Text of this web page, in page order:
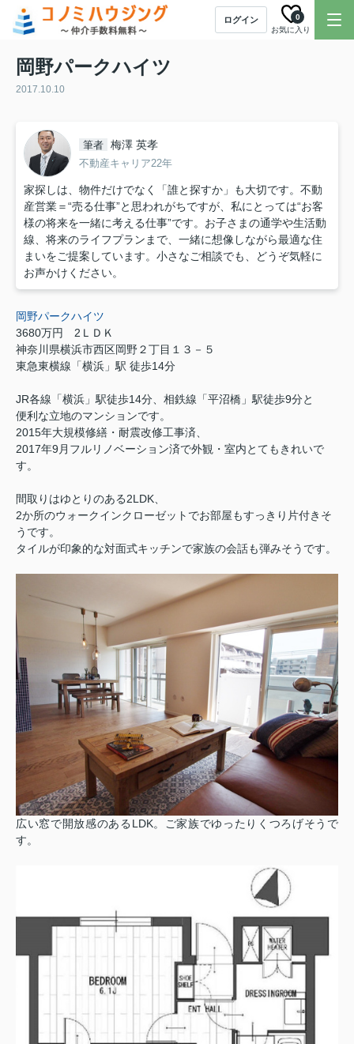
ログイン
お気に入り
0
岡野パークハイツ
2017.10.10
筆者 梅澤 英孝
不動産キャリア22年
家探しは、物件だけでなく「誰と探すか」も大切です。不動
産営業＝“売る仕事”と思われがちですが、私にとっては“お客
様の将来を一緒に考える仕事”です。お子さまの通学や生活動
線、将来のライフプランまで、一緒に想像しながら最適な住
まいをご提案しています。小さなご相談でも、どうぞ気軽に
お声かけください。
岡野パークハイツ
3680万円 2ＬＤＫ
神奈川県横浜市西区岡野２丁目１３－５
東急東横線「横浜」駅 徒歩14分
JR各線「横浜」駅徒歩14分、相鉄線「平沼橋」駅徒歩9分と
便利な立地のマンションです。
2015年大規模修繕・耐震改修工事済、
2017年9月フルリノベーション済で外観・室内とてもきれいで
す。
間取りはゆとりのある2LDK、
2か所のウォークインクローゼットでお部屋もすっきり片付きそ
うです。
タイルが印象的な対面式キッチンで家族の会話も弾みそうです。
広い窓で開放感のあるLDK。ご家族でゆったりくつろげそうで
す。